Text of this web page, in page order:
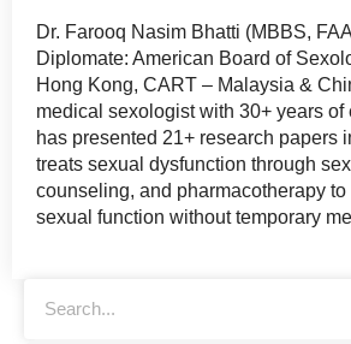
Dr. Farooq Nasim Bhatti (MBBS,
Diplomate: American Board of
Hong Kong, CART – Malaysia &
medical sexologist with 30+ years of
has presented 21+ research papers
treats sexual dysfunction through
counseling, and pharmacotherapy to
sexual function without temporary